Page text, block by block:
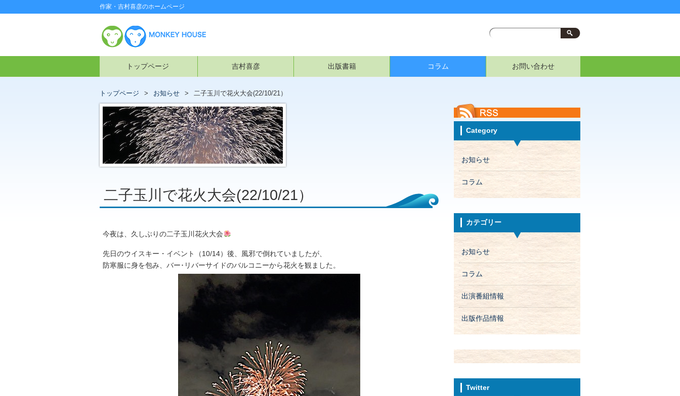
作家・吉村喜彦のホームページ
トップページ 吉村喜彦 出版書籍 コラム お問い合わせ
トップページ お知らせ 二子玉川で花火大会(22/10/21）
二子玉川で花火大会(22/10/21）
今夜は、久しぶりの二子玉川花火大会
先日のウイスキー・イベント（10/14）後、風邪で倒れていましたが、
防寒服に身を包み、バー･リバーサイドのバルコニーから花火を観ました。
Category
お知らせ
コラム
カテゴリー
お知らせ
コラム
出演番組情報
出版作品情報
Twitter